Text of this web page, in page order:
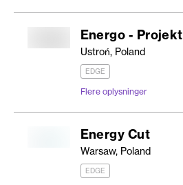
Energo - Projekt
Ustroń, Poland
EDGE
Flere oplysninger
Energy Cut
Warsaw, Poland
EDGE